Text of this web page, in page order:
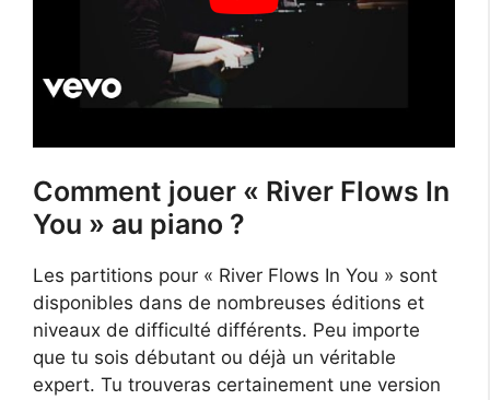
Comment jouer « River Flows In
You » au piano ?
Les partitions pour « River Flows In You » sont
disponibles dans de nombreuses éditions et
niveaux de difficulté différents. Peu importe
que tu sois débutant ou déjà un véritable
expert. Tu trouveras certainement une version